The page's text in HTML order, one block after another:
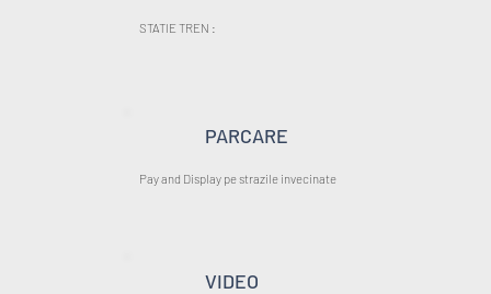
STATIE TREN :
PARCARE
Pay and Display pe strazile invecinate
VIDEO